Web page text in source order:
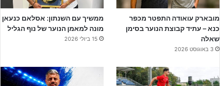
בזמן שהרמת גנים חולמים על חזרה לליגה הבכירה וממוקמים במקום
השני בטבלה, עבור האורחים משפרעם מדובר במשחק רשמי ראשון מאז
ה-21.9, אז זה נגמר עם ניצחון 0-1 על אום אל פאחם בגביע.
הפסקת האש לתוקף, עם המון עזרה בדרך גם ממנהל הקבוצהטארק
קאדרייה, ממאמן השועריםג'עפר בדראן ומעוזר המאמןאדם סואעד
מובארק עואודה התפטר מכפר
כנא – עתיד קבוצת הנוער בסימן
שאלה
3 באוגוסט 2026
ממשיך עם השנתון: אסלאם כנעאן
מונה למאמן הנוער של נוף הגליל
15 ביולי 2026